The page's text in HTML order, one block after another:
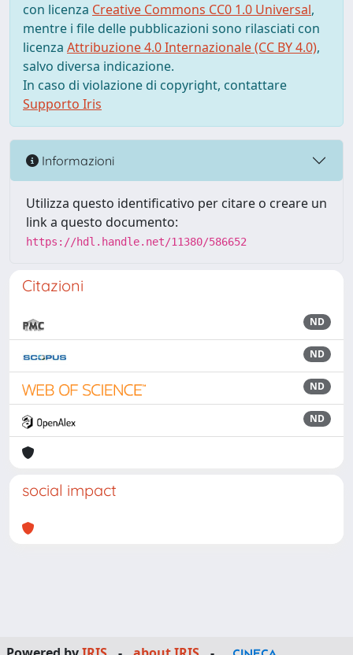
con licenza Creative Commons CC0 1.0 Universal,
mentre i file delle pubblicazioni sono rilasciati con
licenza Attribuzione 4.0 Internazionale (CC BY 4.0),
salvo diversa indicazione.
In caso di violazione di copyright, contattare
Supporto Iris
Informazioni
Utilizza questo identificativo per citare o creare un
link a questo documento:
https://hdl.handle.net/11380/586652
Citazioni
ND
ND
ND
ND
social impact